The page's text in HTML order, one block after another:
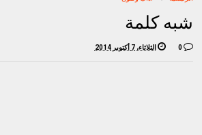
شبه كلمة
0 الثلاثاء، 7 أكتوبر 2014